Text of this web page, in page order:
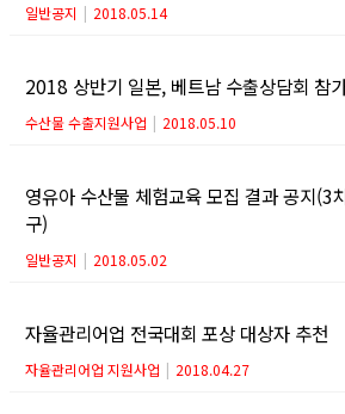
일반공지 | 2018.05.14
2018 상반기 일본, 베트남 수출상담회 참
수산물 수출지원사업 | 2018.05.10
영유아 수산물 체험교육 모집 결과 공지(3
구)
일반공지 | 2018.05.02
자율관리어업 전국대회 포상 대상자 추천
자율관리어업 지원사업 | 2018.04.27